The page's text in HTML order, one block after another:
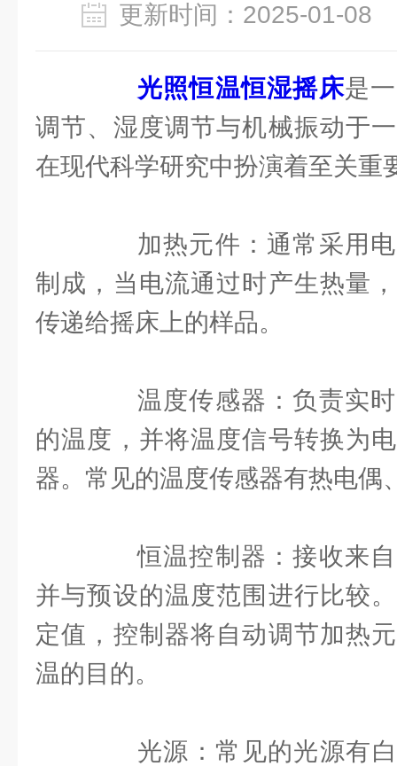
更新时间：2025-01-
光照恒温恒湿摇床是
调节、湿度调节与机械振动于
在现代科学研究中扮演着至关重
加热元件：通常采用电
制成，当电流通过时产生热量
传递给摇床上的样品。
温度传感器：负责实时
的温度，并将温度信号转换为
器。常见的温度传感器有热电偶
恒温控制器：接收来自
并与预设的温度范围进行比较
定值，控制器将自动调节加热
温的目的。
光源：常见的光源有白